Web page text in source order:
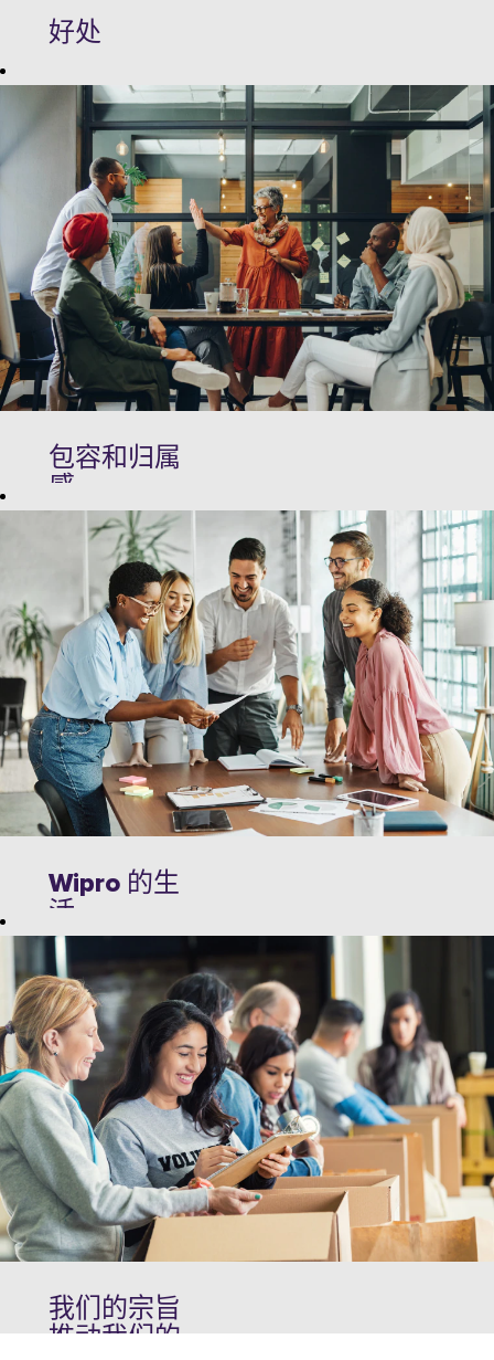
好处
探索无限的机
会，在尖端技
术上与行业领
导者合作发
展、创新。
Wipro 提供了一
个充满活力的
工作环境，促
进持续学习、
创新和对公平
的承诺。凭借
卓越的福利和
无限的增长前
景，您可以建
回报丰厚的职
业生涯。在
Wipro 探索充实
的旅程，您的
潜力是无限
的。
包容和归属
感
在 Wipro，“每
个人都有归属
感”。通过营造
一个每个人都
能做真实的自
我并感受到深
刻归属感的工
作场所，我们
营造了一个每
个人都在以绩
效为导向的高
绩效文化中茁
壮成长的环
精英管理，不
参与或支持基
于民族和民族
血统、种族、
种姓、宗教、
残疾、年龄、
性别、信仰、
婚姻状况、性
别认同、性别
表达、性取
向、政治取
退伍军人身份
Wipro 的生
活
我们以人为本
的文化是我们
成功的基石，
影响着员工、
利益相关者、
客户和合作伙
伴。我们将卓
越视为持续改
进的持续旅
程，其中反馈
受到重视并将
转化为行动。
通过促进开放
我们的宗旨
推动我们的